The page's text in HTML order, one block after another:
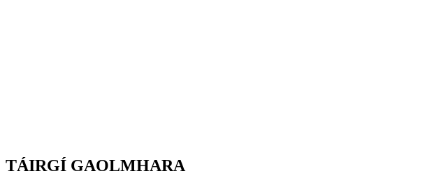
TÁIRGÍ GAOLMHARA